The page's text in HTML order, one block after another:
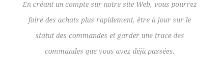
En créant un compte sur notre site Web, vous pourrez
faire des achats plus rapidement, être à jour sur le
statut des commandes et garder une trace des
commandes que vous avez déjà passées.